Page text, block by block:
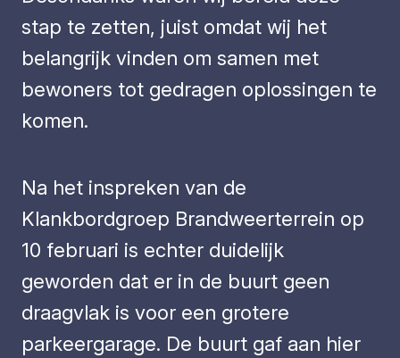
stap te zetten, juist omdat wij het
belangrijk vinden om samen met
bewoners tot gedragen oplossingen te
komen.
Na het inspreken van de
Klankbordgroep Brandweerterrein op
10 februari is echter duidelijk
geworden dat er in de buurt geen
draagvlak is voor een grotere
parkeergarage. De buurt gaf aan hier